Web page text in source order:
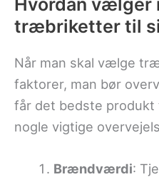
træbriketter til
Når man skal vælge
faktorer, man bør
får det bedste produkt
nogle vigtige
Brændværdi: